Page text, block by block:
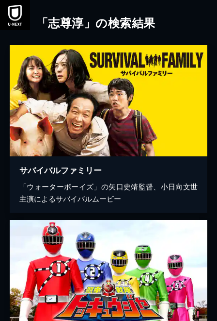
本文へスキップ
「志尊淳」の検索結果
サバイバルファミリー
「ウォーターボーイズ」の矢口史靖監督、小日向文世
主演によるサバイバルムービー